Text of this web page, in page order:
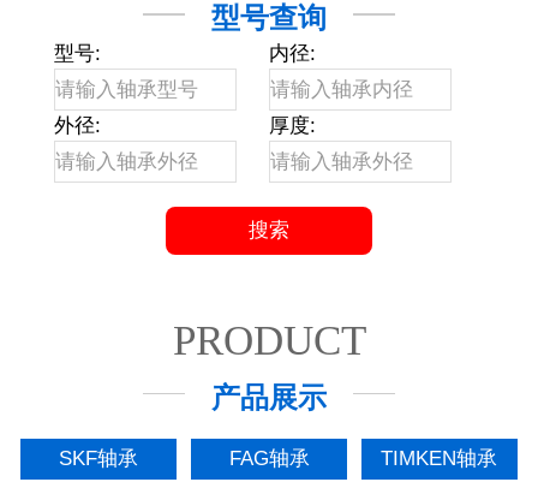
型号查询
型号: 内径:
外径: 厚度:
PRODUCT
产品展示
SKF轴承 FAG轴承 TIMKEN轴承